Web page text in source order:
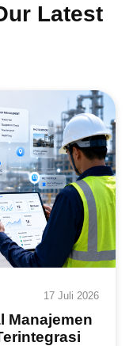
Latest
17 Juli 2026
Manajemen